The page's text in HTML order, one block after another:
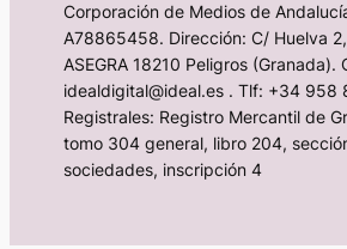
Corporación de Medios de
A78865458. Dirección: C/ Huelva
ASEGRA 18210 Peligros (Granada).
idealdigital@ideal.es . Tlf: +34 958
Registrales: Registro Mercantil de
tomo 304 general, libro 204,
sociedades, inscripción 4